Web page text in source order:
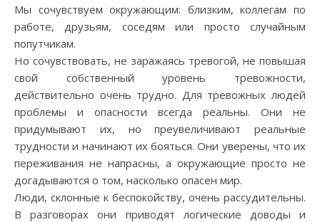
Мы сочувствуем окружающим: близким, коллегам по
работе, друзьям, соседям или просто случайным
попутчикам.
Но сочувствовать, не заражаясь тревогой, не повышая
свой собственный уровень тревожности,
действительно очень трудно. Для тревожных людей
проблемы и опасности всегда реальны. Они не
придумывают их, но преувеличивают реальные
трудности и начинают их бояться. Они уверены, что их
переживания не напрасны, а окружающие просто не
догадываются о том, насколько опасен мир.
Люди, склонные к беспокойству, очень рассудительны.
В разговорах они приводят логические доводы и